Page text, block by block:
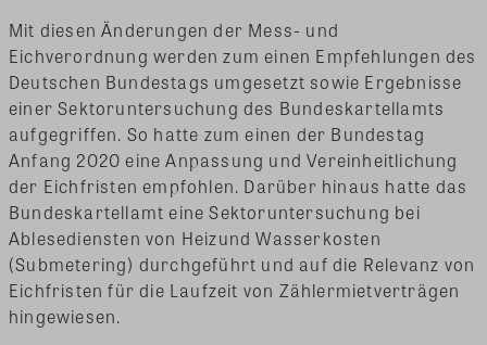
Mit diesen Änderungen der Mess- und
Eichverordnung werden zum einen Empfehlungen des
Deutschen Bundestags umgesetzt sowie Ergebnisse
einer Sektoruntersuchung des Bundeskartellamts
aufgegriffen. So hatte zum einen der Bundestag
Anfang 2020 eine Anpassung und Vereinheitlichung
der Eichfristen empfohlen. Darüber hinaus hatte das
Bundeskartellamt eine Sektoruntersuchung bei
Ablesediensten von Heizund Wasserkosten
(Submetering) durchgeführt und auf die Relevanz von
Eichfristen für die Laufzeit von Zählermietverträgen
hingewiesen.